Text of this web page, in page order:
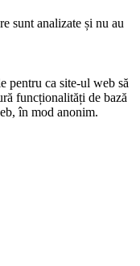
sunt analizate și nu au
pentru ca site-ul web să
funcționalități de bază
în mod anonim.